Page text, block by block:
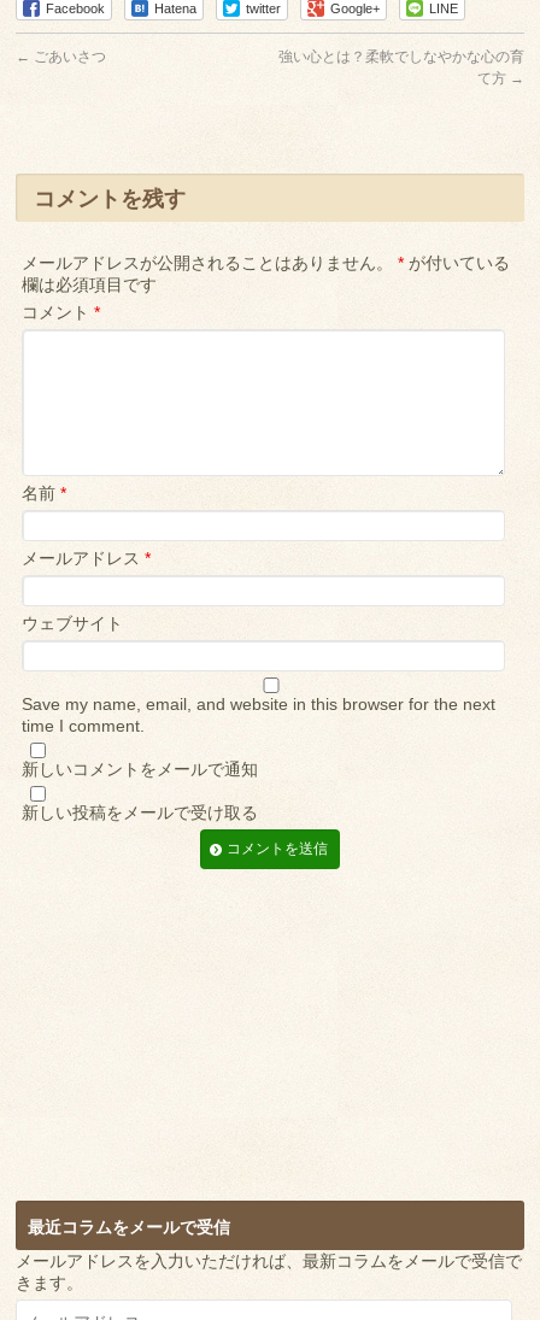
Facebook Hatena twitter Google+ LINE
← ごあいさつ
強い心とは？柔軟でしなやかな心の育
て方 →
コメントを残す
メールアドレスが公開されることはありません。 * が付いている
欄は必須項目です
コメント*
名前*
メールアドレス*
ウェブサイト
Save my name, email, and website in this browser for the next
time I comment.
新しいコメントをメールで通知
新しい投稿をメールで受け取る
最近コラムをメールで受信
メールアドレスを入力いただければ、最新コラムをメールで受信で
きます。
メ